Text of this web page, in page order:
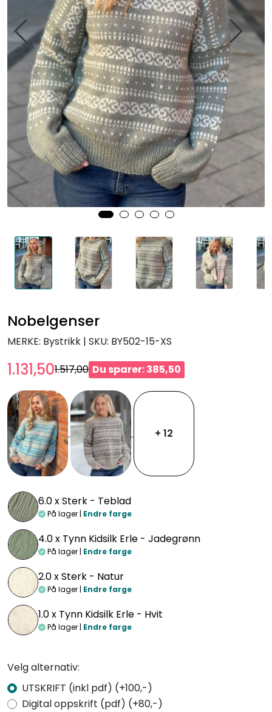
Nobelgenser
MERKE: Bystrikk | SKU: BY502-15-XS
1.131,501.517,00 Du sparer: 385,50
+ 12
6.0 xSterk - Teblad
På lager | Endre farge
4.0 x Tynn Kidsilk Erle - Jadegrønn
På lager | Endre farge
2.0 xSterk - Natur
På lager | Endre farge
1.0 x Tynn Kidsilk Erle - Hvit
På lager | Endre farge
Velg alternativ:
UTSKRIFT (inkl pdf) (+100,-)
Digital oppskrift (pdf) (+80,-)